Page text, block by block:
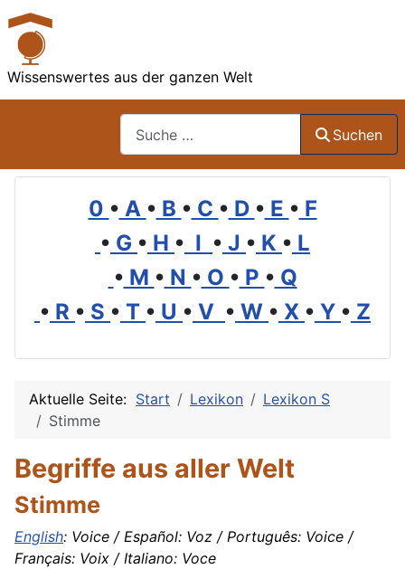
Wissenswertes aus der ganzen Welt
Suchen
0 • A • B • C • D • E • F
• G • H • I • J • K • L
• M • N • O • P • Q
• R • S • T • U • V • W • X • Y • Z
Aktuelle Seite: Start Lexikon
Lexikon S
Stimme
Begriffe aus aller Welt
Stimme
English: Voice / Español: Voz / Português: Voice /
Français: Voix / Italiano: Voce